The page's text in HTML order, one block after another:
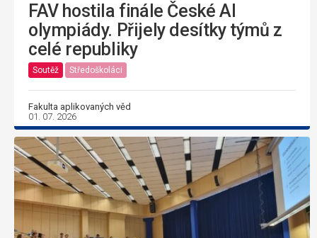
FAV hostila finále České AI
olympiády. Přijely desítky týmů z
celé republiky
Soutěž Středoškoláci
Fakulta aplikovaných věd
01. 07. 2026